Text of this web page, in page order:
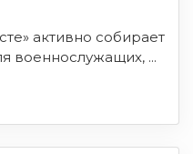
активно собирает
военнослужащих, ...